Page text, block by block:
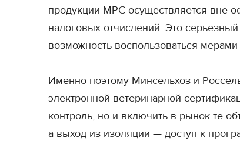
продукции МРС осуществляется вне
налоговых отчислений. Это
возможность воспользоваться
Именно поэтому Минсельхоз и
электронной ветеринарной
контроль, но и включить в рынок те
а выход из изоляции — доступ к